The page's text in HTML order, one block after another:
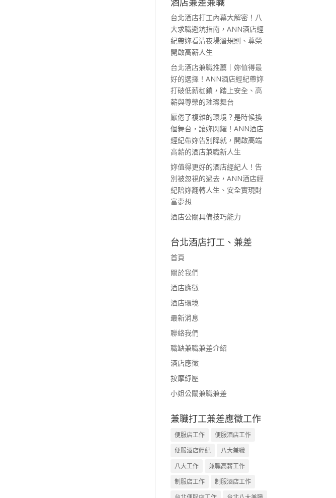
台北酒店打工內幕大解密！八
大求職避坑指南，ANN酒店經
紀帶妳看清夜場潛規則、尊榮
開啟高薪人生
台北酒店兼職推薦｜妳值得最
好的選擇！ANN酒店經紀帶妳
打破低薪枷鎖，踏上安全、高
薪與尊榮的璀璨舞台
厭倦了複雜的環境？是時候換
個舞台，讓妳閃耀！ANN酒店
經紀帶妳告別降就，開啟高端
高薪的酒店兼職新人生
妳值得更好的酒店經紀人！告
別被忽視的過去，ANN酒店經
紀陪妳翻轉人生、安全實現財
富夢想
酒店公關具備技巧能力
台北酒店打工、兼差
首頁
關於我們
酒店應徵
酒店環境
最新消息
聯絡我們
職缺兼職兼差介紹
酒店應徵
按摩紓壓
小姐公關兼職兼差
兼職打工兼差應徵工作
便服店工作
便服酒店工作
便服酒店經紀
八大兼職
八大工作
兼職高薪工作
制服店工作
制服酒店工作